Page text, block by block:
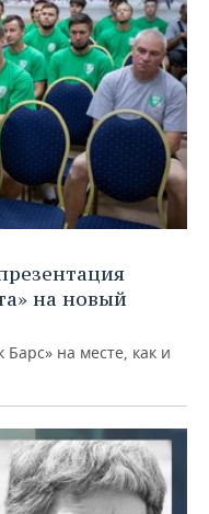
на новый
на месте, как и